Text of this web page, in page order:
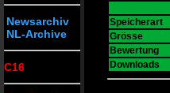
Newsarchiv
NL-Archive
C16
Speicherart
Grösse
Bewertung
Downloads